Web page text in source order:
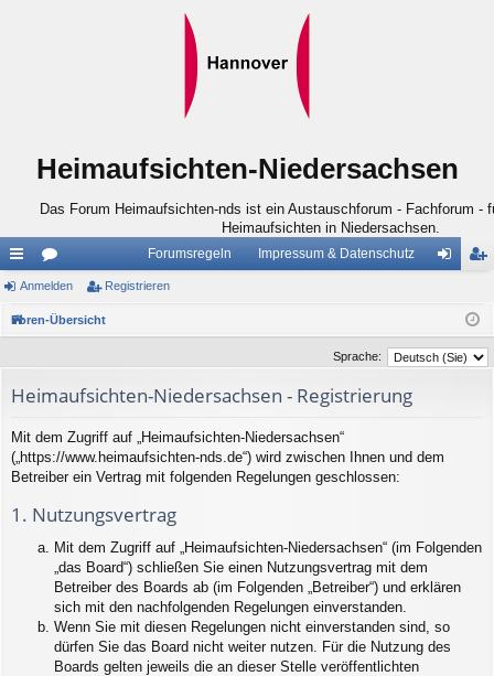
Heimaufsichten-Niedersachsen
Das Forum Heimaufsichten-nds ist ein Austauschforum - Fachforum -
Heimaufsichten in Niedersachsen.
ch
ne
ug
or
en
Forumsregeln Impressum & Datenschutz
el
ist
rie
Anmelden Registrieren
Foren-Übersicht
Sprache:
Heimaufsichten-Niedersachsen - Registrierung
Mit dem Zugriff auf „Heimaufsichten-Niedersachsen“
(„https://www.heimaufsichten-nds.de“) wird zwischen Ihnen und dem
Betreiber ein Vertrag mit folgenden Regelungen geschlossen:
1. Nutzungsvertrag
Mit dem Zugriff auf „Heimaufsichten-Niedersachsen“ (im Folgenden
„das Board“) schließen Sie einen Nutzungsvertrag mit dem
Betreiber des Boards ab (im Folgenden „Betreiber“) und erklären
sich mit den nachfolgenden Regelungen einverstanden.
Wenn Sie mit diesen Regelungen nicht einverstanden sind, so
dürfen Sie das Board nicht weiter nutzen. Für die Nutzung des
Boards gelten jeweils die an dieser Stelle veröffentlichten